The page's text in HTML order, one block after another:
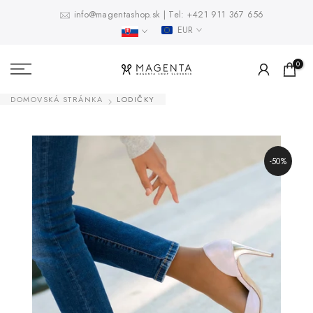
info@magentashop.sk | Tel: +421 911 367 656
EUR
0
DOMOVSKÁ STRÁNKA LODIČKY
-50%